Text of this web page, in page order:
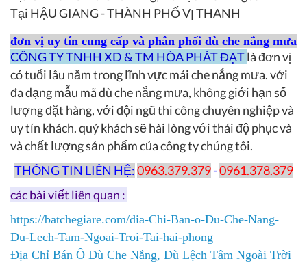
Tại HẬU GIANG - THÀNH PHỐ VỊ THANH
đơn vị uy tín cung cấp và phân phối dù che nắng mưa
CÔNG TY TNHH XD & TM HÒA PHÁT ĐẠTlà đơn vị
có tuổi lâu năm trong lĩnh vực mái che nắng mưa. với
đa dạng mẫu mã dù che nắng mưa, không giới hạn số
lượng đặt hàng, với đội ngũ thi công chuyên nghiệp và
uy tín khách. quý khách sẽ hài lòng với thái độ phục và
và chất lượng sản phẩm của công ty chúng tôi.
THÔNG TIN LIÊN HỆ:0963.379.379-0961.378.379
các bài viết liên quan :
https://batchegiare.com/dia-Chi-Ban-o-Du-Che-Nang-
Du-Lech-Tam-Ngoai-Troi-Tai-hai-phong
Địa Chỉ Bán Ô Dù Che Nắng, Dù Lệch Tâm Ngoài Trời